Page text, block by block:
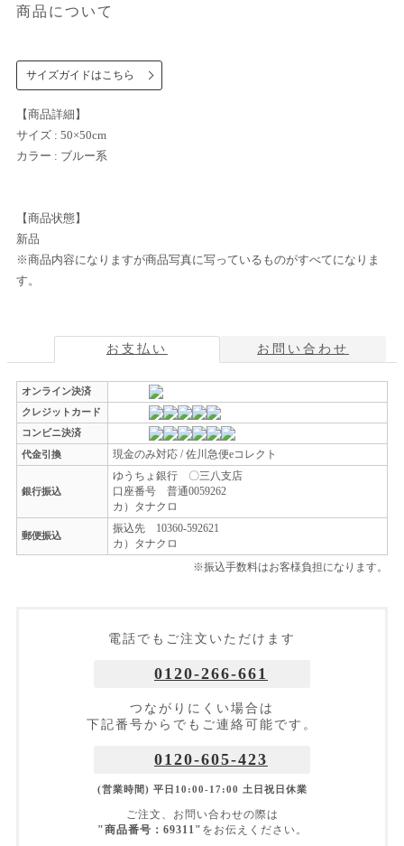
商品について
サイズガイドはこちら
【商品詳細】
サイズ : 50×50cm
カラー : ブルー系
【商品状態】
新品
※商品内容になりますが商品写真に写っているものがすべてになりま
す。
お支払い お問い合わせ
オンライン決済
クレジットカード
コンビニ決済
代金引換
現金のみ対応 / 佐川急便eコレクト
銀行振込
ゆうちょ銀行 〇三八支店
口座番号 普通0059262
カ）タナクロ
郵便振込
振込先 10360-592621
カ）タナクロ
※振込手数料はお客様負担になります。
電話でもご注文いただけます
0120-266-661
つながりにくい場合は
下記番号からでもご連絡可能です。
0120-605-423
(営業時間) 平日10:00-17:00 土日祝日休業
ご注文、お問い合わせの際は
"商品番号：69311" をお伝えください。